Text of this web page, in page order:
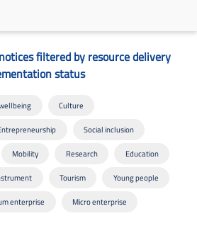
filtered by resource delivery
status
Culture
Social inclusion
Mobility Research Education
Tourism Young people
enterprise Micro enterprise